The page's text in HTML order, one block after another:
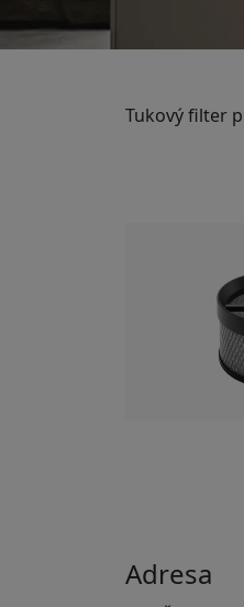
Tukový filter
Adresa